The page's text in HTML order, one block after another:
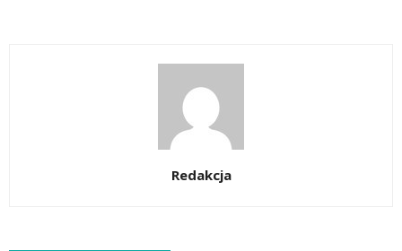
Redakcja